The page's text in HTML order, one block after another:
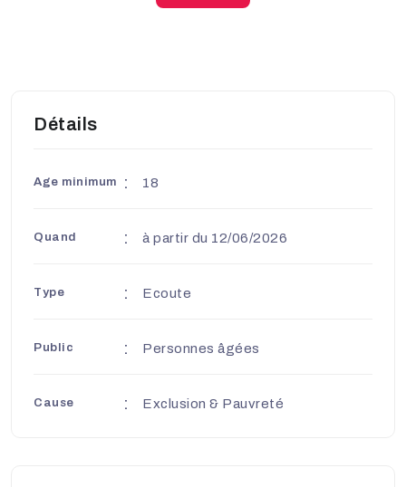
Détails
Age minimum 18
Quand à partir du 12/06/2026
Type Ecoute
Public Personnes âgées
Cause Exclusion & Pauvreté